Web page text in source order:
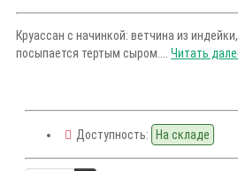
Круассан с начинкой: ветчина из
посыпается тертым сыром.... Читать
Доступность: На складе